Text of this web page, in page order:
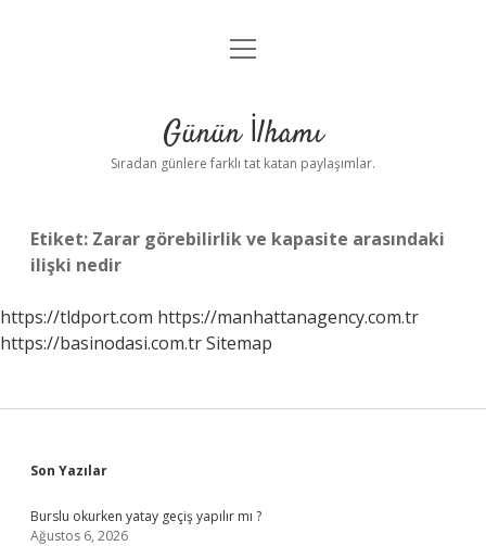
Anasayfa
Yasal Uyarı
menüyü
Günün İlhamı
Sıradan günlere farklı tat katan paylaşımlar.
Etiket: Zarar görebilirlik ve kapasite arasındaki
ilişki nedir
https://tldport.com https://manhattanagency.com.tr
https://basinodasi.com.trSitemap
Sidebar
Son Yazılar
Burslu okurken yatay geçiş yapılır mı ?
Ağustos 6, 2026